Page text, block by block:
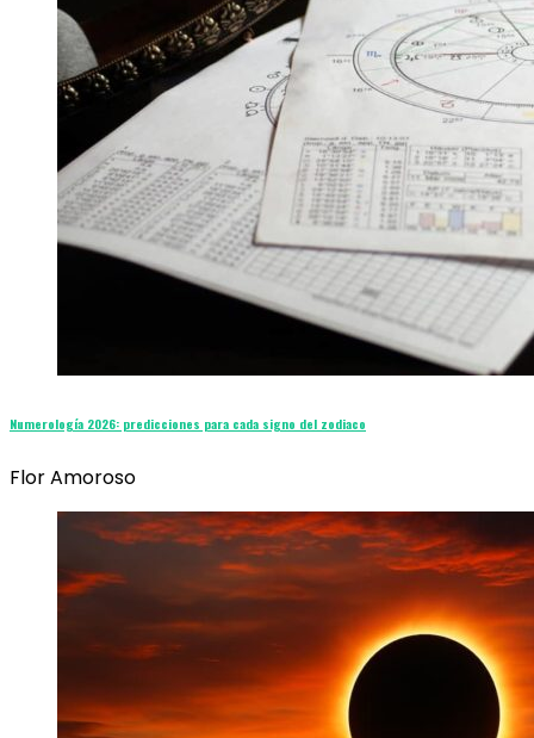
Numerología 2026: predicciones para cada signo del zodiaco
Flor Amoroso